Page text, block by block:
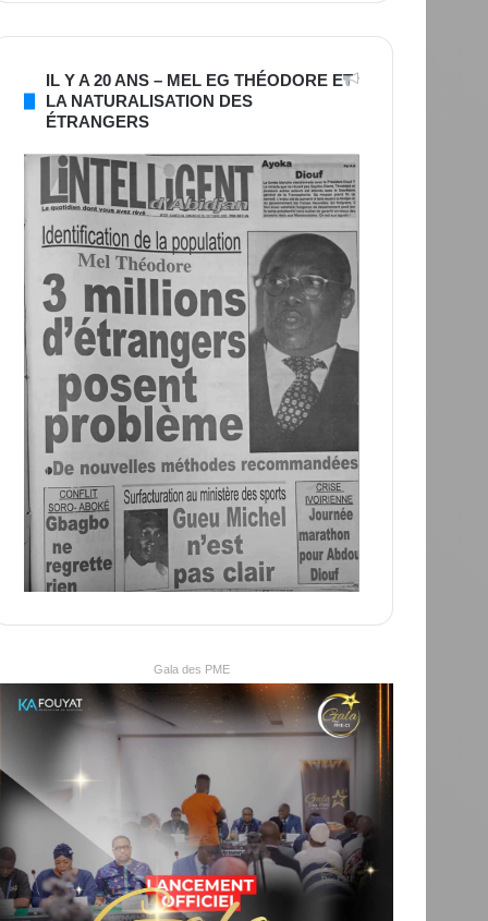
IL Y A 20 ANS – MEL EG THÉODORE ET
LA NATURALISATION DES
ÉTRANGERS
Gala des PME